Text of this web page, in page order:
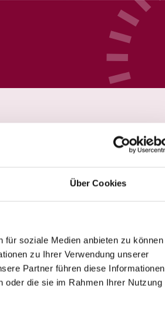
Über Cookies
für soziale Medien anbieten zu können
zu Ihrer Verwendung unserer
Partner führen diese Informationen
oder die sie im Rahmen Ihrer Nutzung